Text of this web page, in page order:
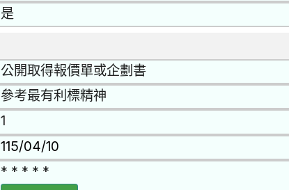
是
公開取得報價單或企劃書
參考最有利標精神
1
115/04/10
* * * * *